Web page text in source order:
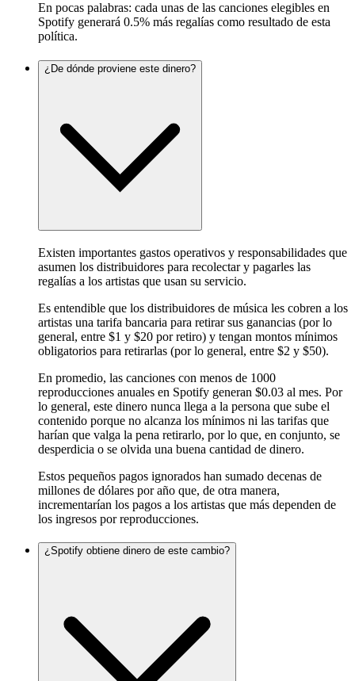
En pocas palabras: cada unas de las canciones elegibles en
Spotify generará 0.5% más regalías como resultado de esta
política.
¿De dónde proviene este dinero?
Existen importantes gastos operativos y responsabilidades que
asumen los distribuidores para recolectar y pagarles las
regalías a los artistas que usan su servicio.
Es entendible que los distribuidores de música les cobren a los
artistas una tarifa bancaria para retirar sus ganancias (por lo
general, entre $1 y $20 por retiro) y tengan montos mínimos
obligatorios para retirarlas (por lo general, entre $2 y $50).
En promedio, las canciones con menos de 1000
reproducciones anuales en Spotify generan $0.03 al mes. Por
lo general, este dinero nunca llega a la persona que sube el
contenido porque no alcanza los mínimos ni las tarifas que
harían que valga la pena retirarlo, por lo que, en conjunto, se
desperdicia o se olvida una buena cantidad de dinero.
Estos pequeños pagos ignorados han sumado decenas de
millones de dólares por año que, de otra manera,
incrementarían los pagos a los artistas que más dependen de
los ingresos por reproducciones.
¿Spotify obtiene dinero de este cambio?